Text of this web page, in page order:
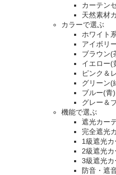
カーテン
天然素材
カラーで選ぶ
ホワイト
アイボリ
ブラウン(
イエロー(
ピンク＆
グリーン(
ブルー(青
グレー＆
機能で選ぶ
遮光カー
完全遮光
1級遮光カ
2級遮光カ
3級遮光カ
防音・遮